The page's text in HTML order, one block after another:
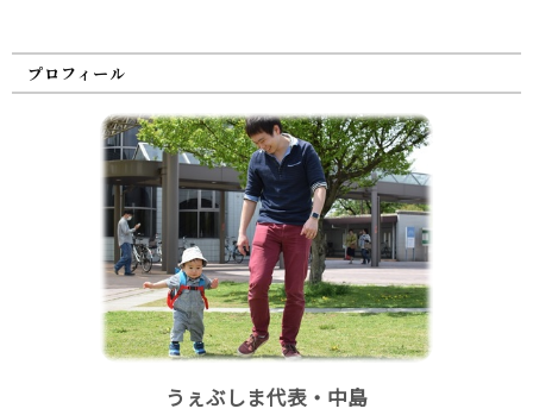
プロフィール
うぇぶしま代表・中島